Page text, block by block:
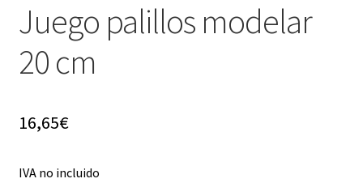
Juego palillos modelar
20 cm
16,65€
IVA no incluido